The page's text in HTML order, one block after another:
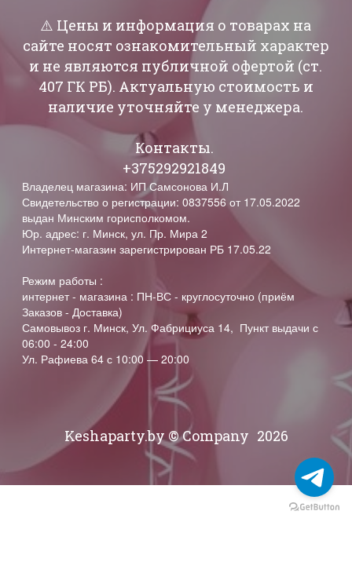
⚠️ Цены и информация о товарах на
сайте носят ознакомительный характер
и не являются публичной офертой (ст.
407 ГК РБ). Актуальную стоимость и
наличие уточняйте у менеджера.
Контакты.
+375292921849
Владелец магазина: ИП Самсонова И.Л
Свидетельство о регистрации: 0837556 от 17.05.2022
выдан Минским горисполкомом.
Юр. адрес: г. Минск, ул. Пр. Мира 2
Интернет-магазин зарегистрирован РБ 17.05.22
Режим работы :
интернет - магазина : ПН-ВС - круглосуточно (приём
Заказов - Доставка)
Самовывоз г. Минск, Ул. Фабрициуса 14, Пункт выдачи с
06:00 - 24:00
Ул. Рафиева 64 с 10:00 — 20:00
Keshaparty.by © Company 2026